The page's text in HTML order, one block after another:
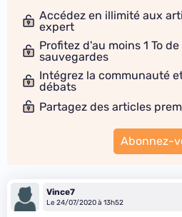
Accédez en illimité aux
expert
Profitez d'au moins 1 To
sauvegardes
Intégrez la communauté
débats
Partagez des articles
Abonnez-
Vince7
Le 24/07/2020 à 13h52